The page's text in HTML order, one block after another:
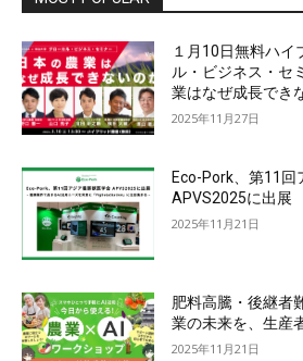
１月10日無料ハイ
ル・ビジネス・セ
業はなぜ成長でき
2025年11月27日
Eco-Pork、第11
APVS2025に出展
2025年11月21日
肥料高騰・後継者
業の未来を、生産
2025年11月21日